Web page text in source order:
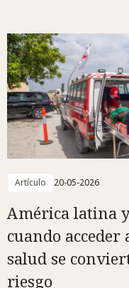
Artículo 20-05-2026
América latina
cuando acceder
salud se
riesgo